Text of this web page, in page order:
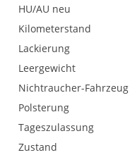
HU/AU neu
Kilometerstand
Lackierung
Leergewicht
Nichtraucher-Fahrzeug
Polsterung
Tageszulassung
Zustand